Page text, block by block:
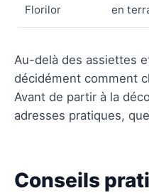
Florilor
en
Au-delà des assiettes
décidément comment
Avant de partir à la
adresses pratiques,
Conseils